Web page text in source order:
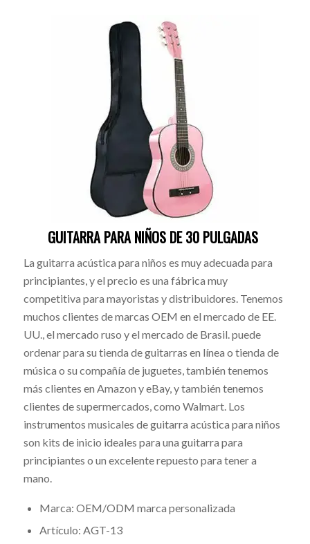
GUITARRA PARA NIÑOS DE 30 PULGADAS
La guitarra acústica para niños es muy adecuada para
principiantes, y el precio es una fábrica muy
competitiva para mayoristas y distribuidores. Tenemos
muchos clientes de marcas OEM en el mercado de EE.
UU., el mercado ruso y el mercado de Brasil. puede
ordenar para su tienda de guitarras en línea o tienda de
música o su compañía de juguetes, también tenemos
más clientes en Amazon y eBay, y también tenemos
clientes de supermercados, como Walmart. Los
instrumentos musicales de guitarra acústica para niños
son kits de inicio ideales para una guitarra para
principiantes o un excelente repuesto para tener a
mano.
Marca: OEM/ODM marca personalizada
Artículo: AGT-13